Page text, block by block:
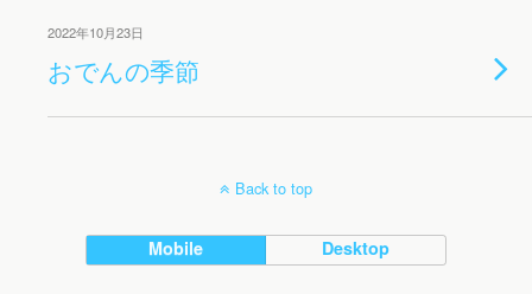
2022年10月23日
おでんの季節
Back to top
Mobile Desktop